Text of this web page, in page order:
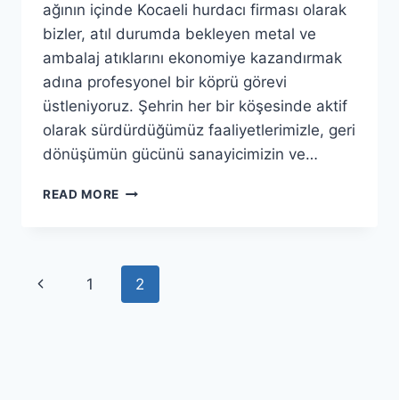
ağının içinde Kocaeli hurdacı firması olarak
bizler, atıl durumda bekleyen metal ve
ambalaj atıklarını ekonomiye kazandırmak
adına profesyonel bir köprü görevi
üstleniyoruz. Şehrin her bir köşesinde aktif
olarak sürdürdüğümüz faaliyetlerimizle, geri
dönüşümün gücünü sanayicimizin ve…
READ MORE KOCAELI
YILLIK
TECRÜBE
ILE
Page
Previous
1 2